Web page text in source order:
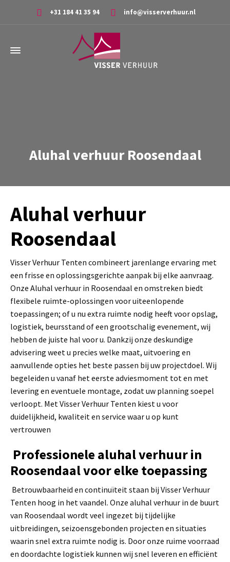
+31 184 41 35 94 info@visserverhuur.nl
Aluhal verhuur Roosendaal
Aluhal verhuur
Roosendaal
Visser Verhuur Tenten combineert jarenlange ervaring met
een frisse en oplossingsgerichte aanpak bij elke aanvraag.
Onze Aluhal verhuur in Roosendaal en omstreken biedt
flexibele ruimte-oplossingen voor uiteenlopende
toepassingen; of u nu extra ruimte nodig heeft voor opslag,
logistiek, beursstand of een grootschalig evenement, wij
hebben de juiste hal voor u. Dankzij onze deskundige
advisering weet u precies welke maat, uitvoering en
aanvullende opties het beste passen bij uw projectdoel. Wij
begeleiden u vanaf het eerste adviesmoment tot en met
levering en eventuele montage, zodat uw planning soepel
verloopt. Met Visser Verhuur Tenten kiest u voor
duidelijkheid, kwaliteit en service waar u op kunt
vertrouwen
Professionele aluhal verhuur in
Roosendaal voor elke toepassing
Betrouwbaarheid en continuïteit staan bij Visser Verhuur
Tenten hoog in het vaandel. Onze aluhal verhuur in de buurt
van Roosendaal wordt veel ingezet bij tijdelijke
uitbreidingen, seizoensgebonden projecten en situaties
waarin snel extra ruimte nodig is. Door onze ruime voorraad
en doordachte logistiek kunnen wij snel leveren en efficiënt